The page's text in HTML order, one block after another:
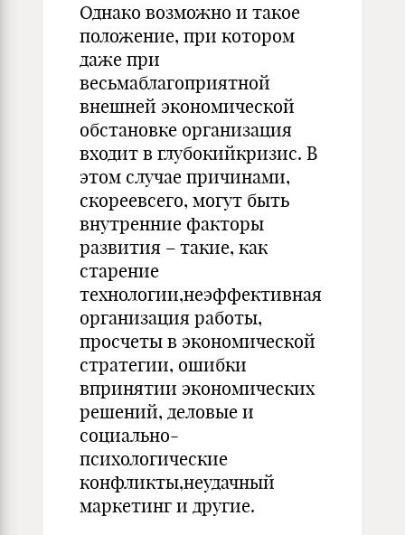
Однако возможно и такое
положение, при котором
даже при
весьмаблагоприятной
внешней экономической
обстановке орга­низация
входит в глубокийкризис. В
этом случае причинами,
ско­реевсего, могут быть
внутренние факторы
развития – такие, как
старение
технологии,неэффективная
организация работы,
просчеты в экономической
стратегии, ошибки
впринятии экономических
решений, деловые и
социально-
психологические
конфликты,неудачный
маркетинг и другие.